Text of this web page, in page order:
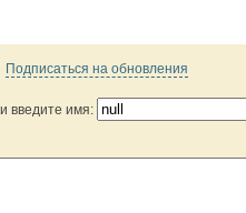
Подписаться на обновления
введите имя: